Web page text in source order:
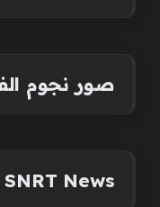
صور نجوم
SNRT News | طقس المغرب.. أجواء صيفية حارة ونشاط رعدي فوق المرتفعات